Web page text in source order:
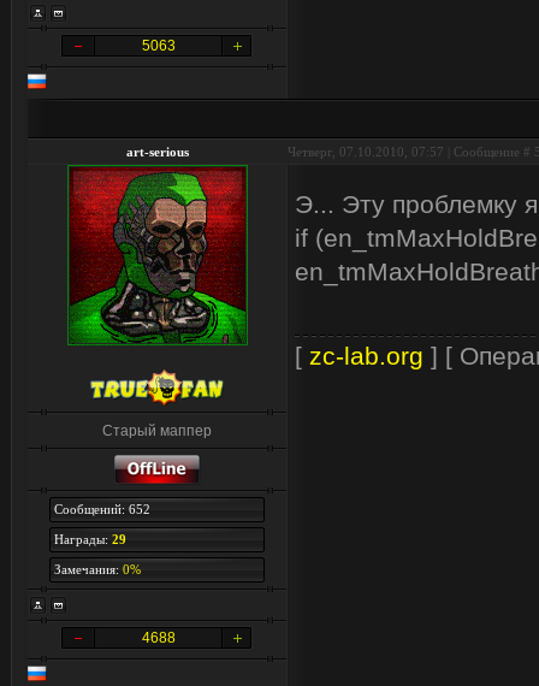
5063
art-serious Четверг, 07.10.2010, 07:57 | Сообщение #
Старый маппер
Сообщений: 652
Награды: 29
Замечания: 0%
4688
Э... Эту проблемку
if
[ zc-lab.org ] [